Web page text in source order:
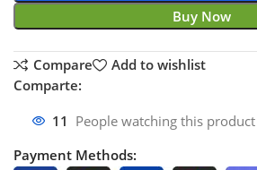
Buy Now
Compare
Add to wishlist
Comparte:
11 People watching this
Payment Methods: